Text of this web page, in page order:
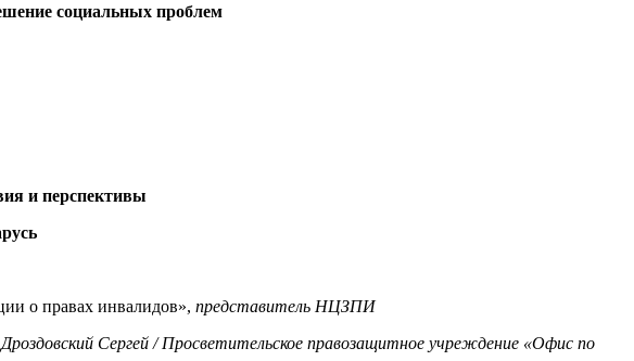
социальных проблем
и перспективы
о правах инвалидов», представитель НЦЗПИ
Дроздовский Сергей / Просветительское правозащитное учреждение «Офис по